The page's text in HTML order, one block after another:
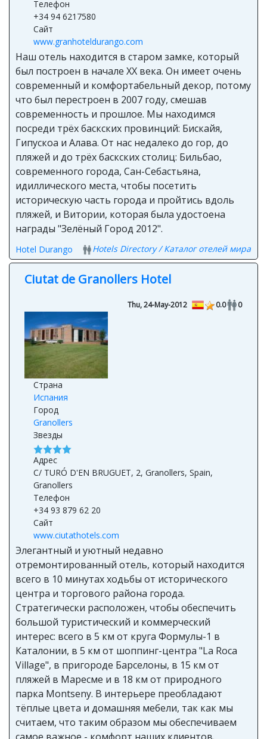
Телефон
+34 94 6217580
Сайт
www.granhoteldurango.com
Наш отель находится в старом замке, который
был построен в начале XX века. Он имеет очень
современный и комфортабельный декор, потому
что был перестроен в 2007 году, смешав
современность и прошлое. Мы находимся
посреди трёх баскских провинций: Бискайя,
Гипускоа и Алава. От нас недалеко до гор, до
пляжей и до трёх баскских столиц: Бильбао,
современного города, Сан-Себастьяна,
идиллического места, чтобы посетить
историческую часть города и пройтись вдоль
пляжей, и Витории, которая была удостоена
награды "Зелёный Город 2012".
Hotel Durango Hotels Directory / Каталог отелей мира
Ciutat de Granollers Hotel
Thu, 24-May-2012 0.0 0
Страна
Испания
Город
Granollers
Звезды
Адрес
C/ TURÓ D'EN BRUGUET, 2, Granollers, Spain,
Granollers
Телефон
+34 93 879 62 20
Сайт
www.ciutathotels.com
Элегантный и уютный недавно
отремонтированный отель, который находится
всего в 10 минутах ходьбы от исторического
центра и торгового района города.
Стратегически расположен, чтобы обеспечить
большой туристический и коммерческий
интерес: всего в 5 км от круга Формулы-1 в
Каталонии, в 5 км от шоппинг-центра "La Roca
Village", в пригороде Барселоны, в 15 км от
пляжей в Маресме и в 18 км от природного
парка Montseny. В интерьере преобладают
тёплые цвета и домашняя мебели, так как мы
считаем, что таким образом мы обеспечиваем